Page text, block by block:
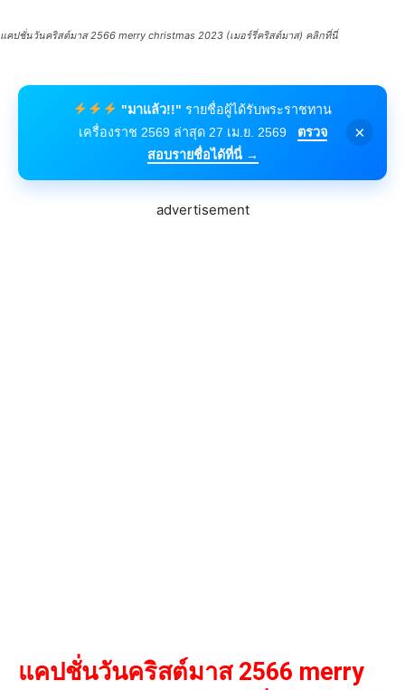
แคปชั่นวันคริสต์มาส 2566 merry christmas 2023 (เมอร์รี่คริสต์มาส) คลิกที่นี่
"มาแล้ว!!" รายชื่อผู้ได้รับพระราชทาน
เครื่องราช 2569 ล่าสุด 27 เม.ย. 2569
ตรวจ
สอบรายชื่อได้ที่นี่ →
×
advertisement
แคปชั่นวันคริสต์มาส 2566 merry